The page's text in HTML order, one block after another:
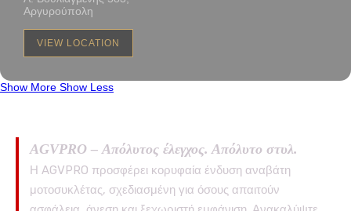
Αργυρούπολη
VIEW LOCATION
Show More Show Less
AGVPRO – Απόλυτος έλεγχος. Απόλυτο στυλ.
Η AGVPRO προσφέρει κορυφαία ένδυση αναβάτη
μοτοσυκλέτας, σχεδιασμένη για όσους απαιτούν